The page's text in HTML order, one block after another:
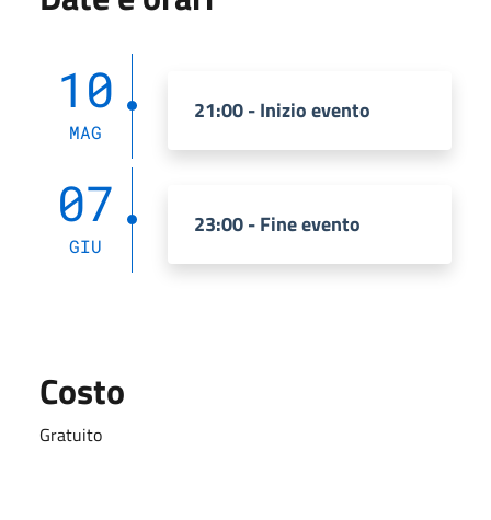
10
MAG
21:00 - Inizio evento
07
GIU
23:00 - Fine evento
Costo
Gratuito